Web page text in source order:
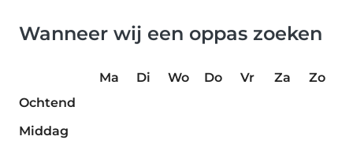
Wanneer wij een oppas zoeken
Ma Di Wo Do Vr Za
Zo
Ochtend
Middag